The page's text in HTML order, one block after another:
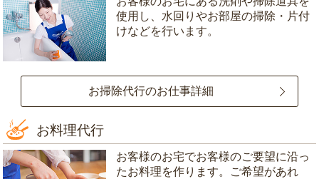
使用し、水回りやお部屋の掃除・片付
けなどを行います。
お掃除代行のお仕事詳細
お料理代行
お客様のお宅でお客様のご要望に沿っ
たお料理を作ります。ご希望があれ